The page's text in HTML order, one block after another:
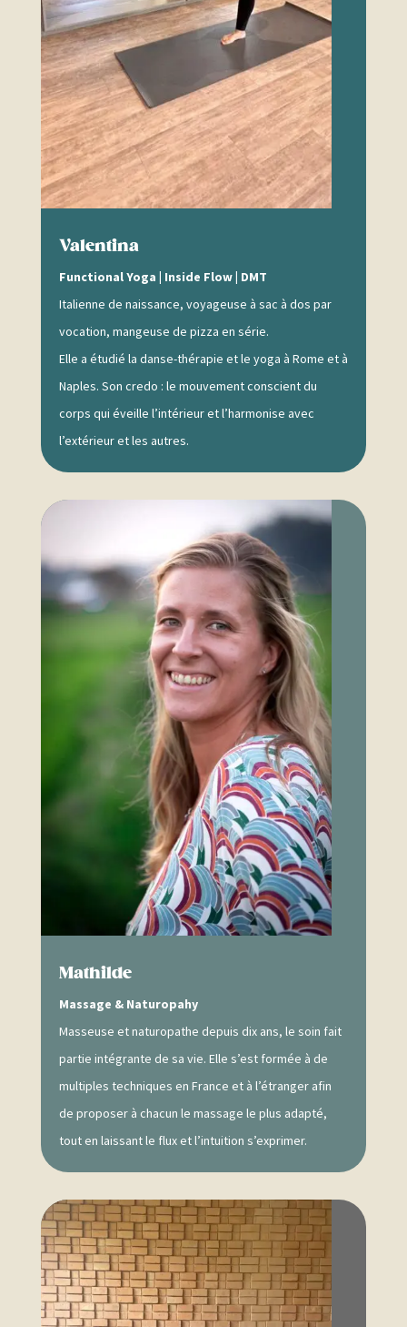
Valentina
Functional Yoga | Inside Flow | DMT
Italienne de naissance, voyageuse à sac à dos par
vocation, mangeuse de pizza en série.
Elle a étudié la danse-thérapie et le yoga à Rome et à
Naples. Son credo : le mouvement conscient du
corps qui éveille l’intérieur et l’harmonise avec
l’extérieur et les autres.
Mathilde
Massage & Naturopahy
Masseuse et naturopathe depuis dix ans, le soin fait
partie intégrante de sa vie. Elle s’est formée à de
multiples techniques en France et à l’étranger afin
de proposer à chacun le massage le plus adapté,
tout en laissant le flux et l’intuition s’exprimer.